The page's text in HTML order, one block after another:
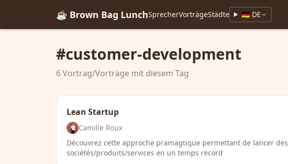
☕ Brown Bag LunchSprecherVorträgeStädte 🇩🇪 DE
#customer-development
6 Vortrag/Vorträge mit diesem Tag
Lean Startup
Camille Roux
Découvrez cette approche pramagtique permettant de lancer des
sociétés/produits/services en un temps record